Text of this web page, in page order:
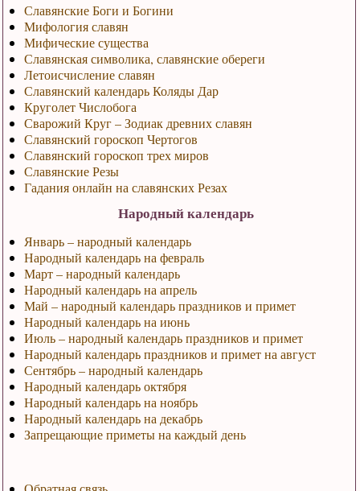
Славянские Боги и Богини
Мифология славян
Мифические существа
Славянская символика, славянские обереги
Летоисчисление славян
Славянский календарь Коляды Дар
Круголет Числобога
Сварожий Круг – Зодиак древних славян
Славянский гороскоп Чертогов
Славянский гороскоп трех миров
Славянские Резы
Гадания онлайн на славянских Резах
Народный календарь
Январь – народный календарь
Народный календарь на февраль
Март – народный календарь
Народный календарь на апрель
Май – народный календарь праздников и примет
Народный календарь на июнь
Июль – народный календарь праздников и примет
Народный календарь праздников и примет на август
Сентябрь – народный календарь
Народный календарь октября
Народный календарь на ноябрь
Народный календарь на декабрь
Запрещающие приметы на каждый день